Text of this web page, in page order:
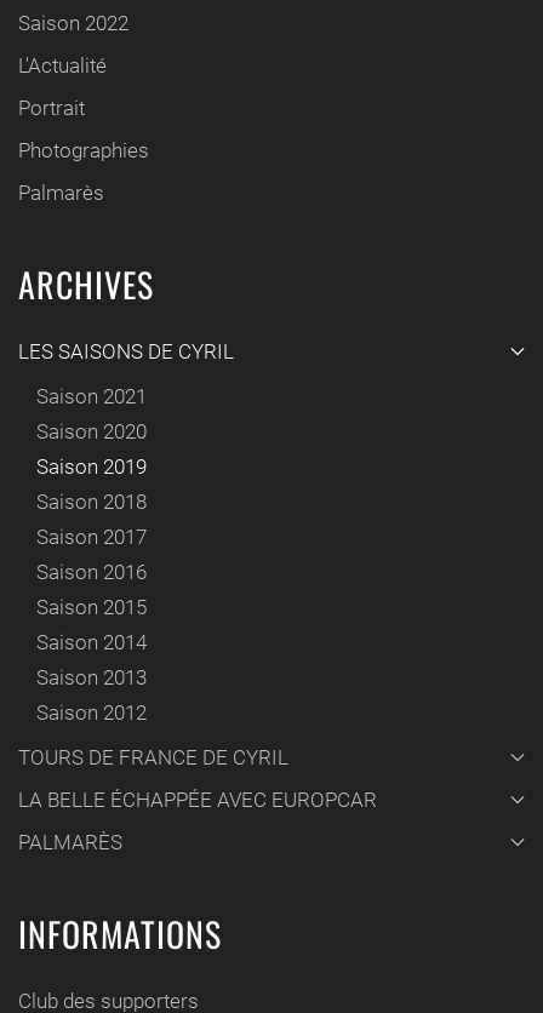
Saison 2022
L'Actualité
Portrait
Photographies
Palmarès
ARCHIVES
LES SAISONS DE CYRIL
Saison 2021
Saison 2020
Saison 2019
Saison 2018
Saison 2017
Saison 2016
Saison 2015
Saison 2014
Saison 2013
Saison 2012
TOURS DE FRANCE DE CYRIL
LA BELLE ÉCHAPPÉE AVEC EUROPCAR
PALMARÈS
INFORMATIONS
Club des supporters